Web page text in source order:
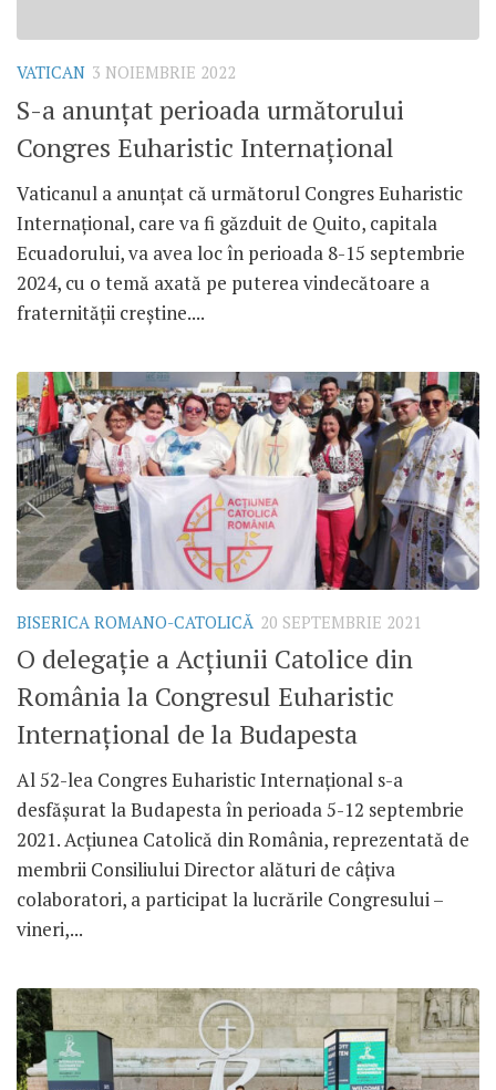
VATICAN 3 NOIEMBRIE 2022
S-a anunțat perioada următorului
Congres Euharistic Internațional
Vaticanul a anunțat că următorul Congres Euharistic
Internațional, care va fi găzduit de Quito, capitala
Ecuadorului, va avea loc în perioada 8-15 septembrie
2024, cu o temă axată pe puterea vindecătoare a
fraternității creștine....
BISERICA ROMANO-CATOLICĂ 20 SEPTEMBRIE 2021
O delegație a Acțiunii Catolice din
România la Congresul Euharistic
Internațional de la Budapesta
Al 52-lea Congres Euharistic Internațional s-a
desfășurat la Budapesta în perioada 5-12 septembrie
2021. Acțiunea Catolică din România, reprezentată de
membrii Consiliului Director alături de câțiva
colaboratori, a participat la lucrările Congresului –
vineri,...